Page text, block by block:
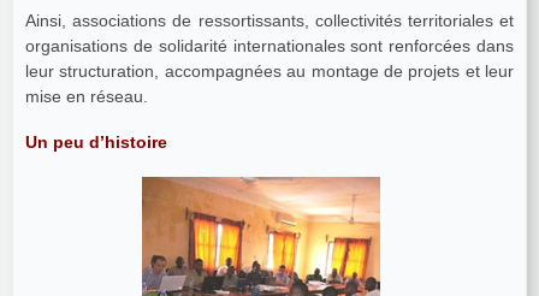
Ainsi, associations de ressortissants, collectivités territoriales et
organisations de solidarité internationales sont renforcées dans
leur structuration, accompagnées au montage de projets et leur
mise en réseau.
Un peu d’histoire